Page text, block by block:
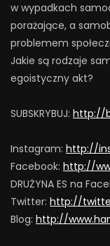
w wypadkach
porażające, a
problemem
Jakie są rodzaje
egoistyczny akt?
SUBSKRYBUJ: http://
Instagram: http://
Facebook: http://
DRUŻYNA ES na
Twitter: http://
Blog: http://